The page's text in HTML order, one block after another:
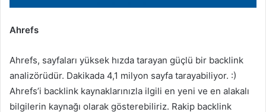
Ahrefs
Ahrefs, sayfaları yüksek hızda tarayan güçlü bir backlink
analizörüdür. Dakikada 4,1 milyon sayfa tarayabiliyor. :)
Ahrefs’i backlink kaynaklarınızla ilgili en yeni ve en alakalı
bilgilerin kaynağı olarak gösterebiliriz. Rakip backlink